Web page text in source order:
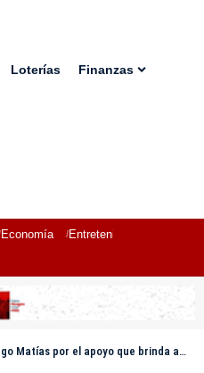
Loterías Finanzas
Economía Entretenimiento
por el apoyo que brinda a la bachata